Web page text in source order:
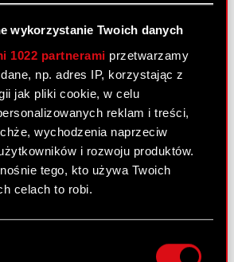
wykorzystanie Twoich danych
1022 partnerami przetwarzamy
np. adres IP, korzystając z
jak pliki cookie, w celu
reklam i treści,
wychodzenia naprzeciw
i rozwoju produktów.
tego, kto używa Twoich
celach to robi.
dane dotyczące Twojej
27/2023
nr 26/2023
podjęte przez Zwyczajne Walne
Podstawa prawna: Art. 56
o ofercie – informacje bieżące
z siedzibą w…Czytaj dalej